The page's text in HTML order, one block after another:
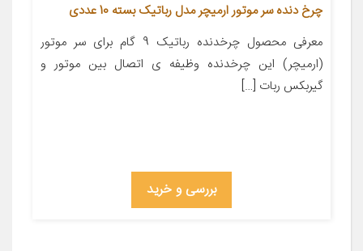
چرخ دنده سر موتور ارمیچر مدل رباتیک بسته 10 عددی
معرفی محصول چرخدنده رباتیک 9 گام برای سر موتور
(ارمیچر) این چرخدنده وظیفه ی اتصال بین موتور و
گیربکس ربات […]
بررسی و خرید